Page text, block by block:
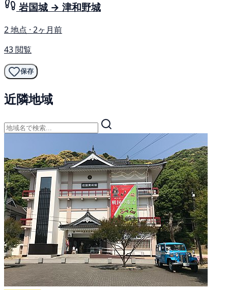
岩国城 → 津和野城
2 地点 · 2ヶ月前
43 閲覧
保存
近隣地域